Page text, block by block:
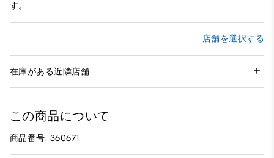
す。
店舗を選択する
在庫がある近隣店舗
この商品について
商品番号: 360671